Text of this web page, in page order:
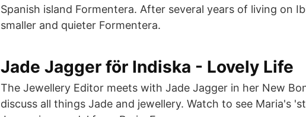
Spanish island Formentera. After several years of living on
smaller and quieter Formentera.
Jade Jagger för Indiska - Lovely Life
The Jewellery Editor meets with Jade Jagger in her New
discuss all things Jade and jewellery. Watch to see Maria's